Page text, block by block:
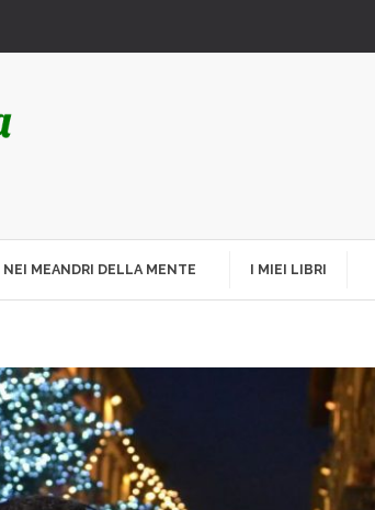
NEI MEANDRI DELLA MENTE I MIEI LIBRI